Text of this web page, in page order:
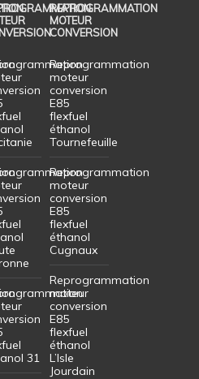
31
REPROGRAMMATION
MOTEUR
CONVERSION
Reprogrammation
moteur
conversion
E85
flexfuel
éthanol
Tournefeuille
Reprogrammation
moteur
conversion
E85
flexfuel
éthanol
Cugnaux
Reprogrammation
moteur
conversion
E85
flexfuel
éthanol
L’Isle
Jourdain